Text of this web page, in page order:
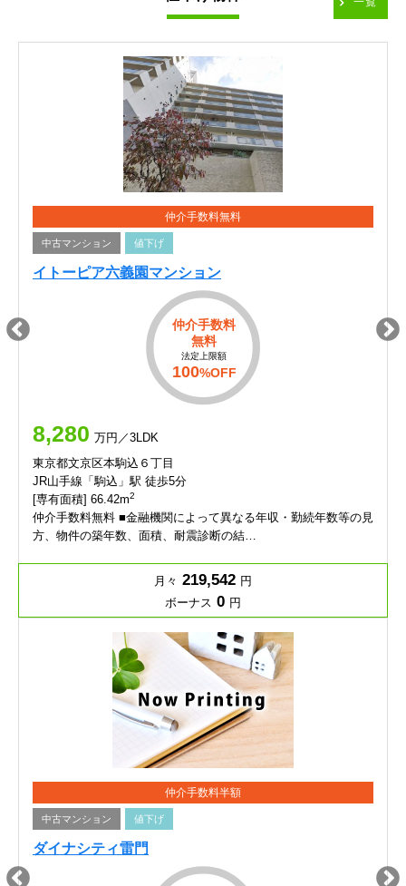
仲介手数料無料
中古マンション 値下げ
イトーピア六義園マンション
仲介手数料
無料
法定上限額
100%OFF
8,280 万円／3LDK
東京都文京区本駒込６丁目
JR山手線「駒込」駅 徒歩5分
[専有面積] 66.42m2
仲介手数料無料 ■金融機関によって異なる年収・勤続年数等の見
方、物件の築年数、面積、耐震診断の結…
月々 219,542 円
ボーナス 0 円
仲介手数料半額
中古マンション 値下げ
ダイナシティ雷門